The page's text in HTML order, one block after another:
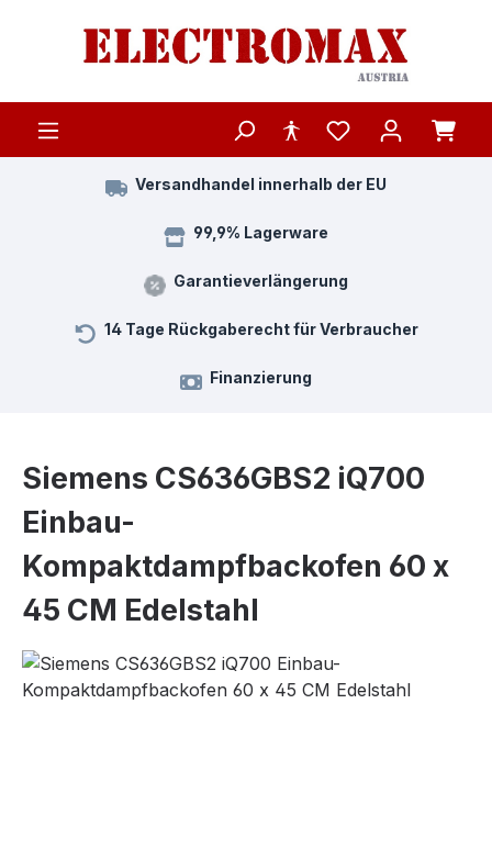
Zum Hauptinhalt springen
Versandhandel innerhalb der EU
99,9% Lagerware
Garantieverlängerung
14 Tage Rückgaberecht für Verbraucher
Finanzierung
Siemens CS636GBS2 iQ700
Einbau-
Kompaktdampfbackofen 60 x
45 CM Edelstahl
Bildergalerie überspringen